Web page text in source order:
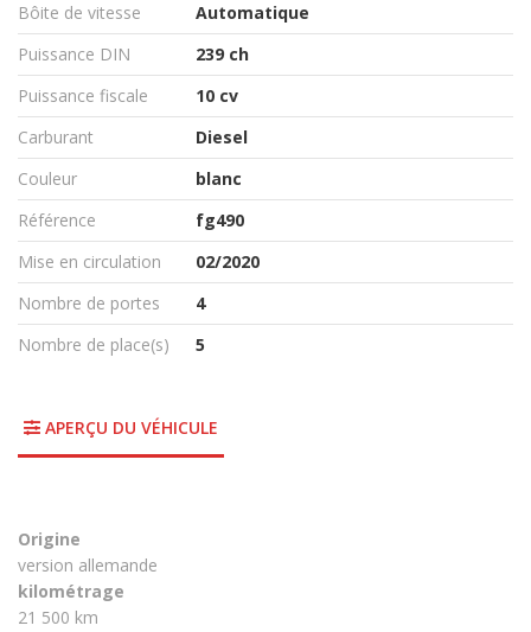
Bôite de vitesse
Automatique
Puissance DIN
239 ch
Puissance fiscale
10 cv
Carburant
Diesel
Couleur
blanc
Référence
fg490
Mise en circulation
02/2020
Nombre de portes
4
Nombre de place(s)
5
APERÇU DU VÉHICULE
Origine
version allemande
kilométrage
21 500 km